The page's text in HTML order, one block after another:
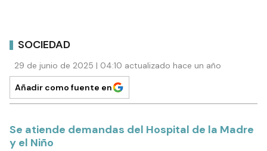
SOCIEDAD
29 de junio de 2025 | 04:10 actualizado hace un año
Añadir como fuente en
Se atiende demandas del Hospital de la Madre
y el Niño